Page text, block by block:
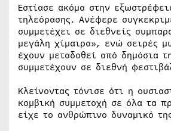
Εστίασε ακόμα στην
τηλεόρασης. Ανέφερε
συμμετέχει σε διεθνείς
μεγάλη χίμαιρα», ενώ σειρές
έχουν μεταδοθεί από δημόσια
συμμετέχουν σε διεθνή
Κλείνοντας τόνισε ότι η
κομβική συμμετοχή σε όλα τα
είχε το ανθρώπινο δυναμικό